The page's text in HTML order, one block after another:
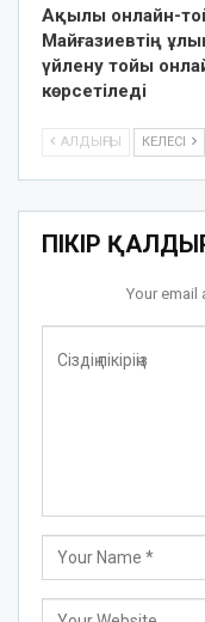
Ақылы онлайн-
Майғазиевтің
үйлену тойы
көрсетіледі
АЛДЫҢҒЫ КЕЛЕСІ
ПІКІР
Your email